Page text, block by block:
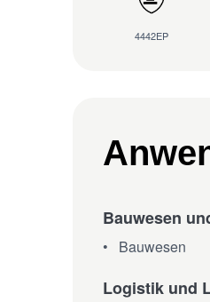
4442EP
Bauwesen
Bauwesen
Logistik und